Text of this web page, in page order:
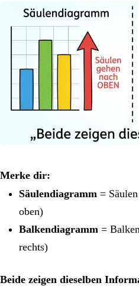
Merke dir:
Säulendiagramm =
oben)
Balkendiagramm =
rechts)
Beide zeigen dieselben